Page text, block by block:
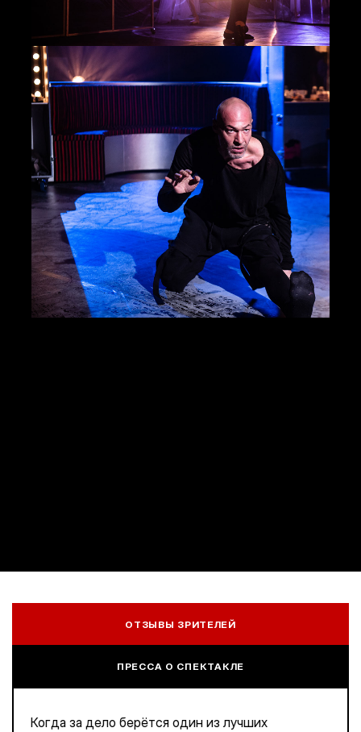
ОТЗЫВЫ ЗРИТЕЛЕЙ
ПРЕССА О СПЕКТАКЛЕ
Когда за дело берётся один из лучших